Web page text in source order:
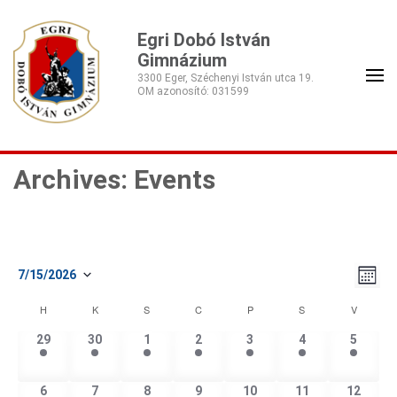
Egri Dobó István
Gimnázium
3300 Eger, Széchenyi István utca 19.
Archives: Events
Month
7/15/2026
date.
Calendar
Events
H K S C P S V
1
event,
29
1
event,
30
1
event,
1
1
event,
2
1
event,
3
1
event,
4
1
event,
5
1
6
1
7
1
8
1
9
1
10
1
11
1
12